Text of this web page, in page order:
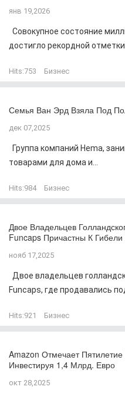
янв 19,2026
Совокупное состояние
достигло рекордной отметки
Hits:753 Бизнес
Семья Ван Эрд Взяла Под
дек 07,2025
Группа компаний Hema,
товарами для дома и...
Hits:984 Бизнес
Двое Владельцев
Funcaps Причастны К
нояб 17,2025
Двое владельцев
Funcaps, где продавались
Hits:921 Бизнес
Amazon Отмечает
Инвестируя 1,4 Млрд. Евро
окт 28,2025